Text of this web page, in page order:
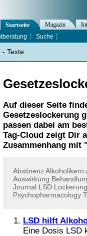
Auf dieser Seite
Gesetzeslockerung
passen dabei am
Tag-Cloud zeigt Dir
Zusammenhang mit
Abstinenz Alkoholikern
Auswirkung
Journal LSD Lockerung
Psychopharmacology
LSD hilft
Eine Dosis LSD
Startseite Magazin
Suche
- Texte